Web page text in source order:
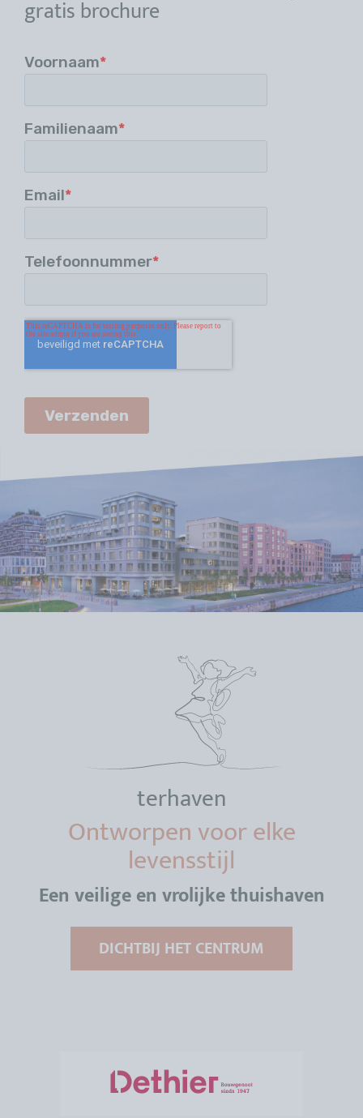
gratis brochure
terhaven
Ontworpen voor elke
levensstijl
Een veilige en vrolijke thuishaven
DICHTBIJ HET CENTRUM